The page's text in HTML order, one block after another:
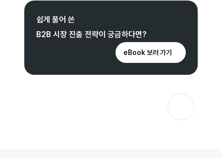
쉽게 풀어 쓴
B2B 시장 진출 전략이 궁금하다면?
eBook 보러 가기